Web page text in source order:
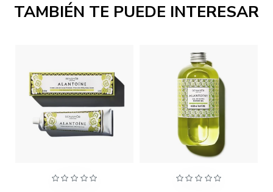
TAMBIÉN TE PUEDE INTERESAR